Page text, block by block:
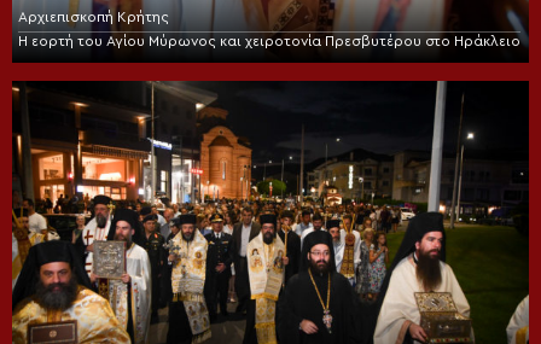
Αρχιεπισκοπή Κρήτης
Η εορτή του Αγίου Μύρωνος και χειροτονία Πρεσβυτέρου στο Ηράκλειο